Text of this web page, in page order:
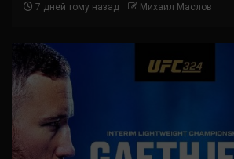
7 дней тому назад Михаил Маслов